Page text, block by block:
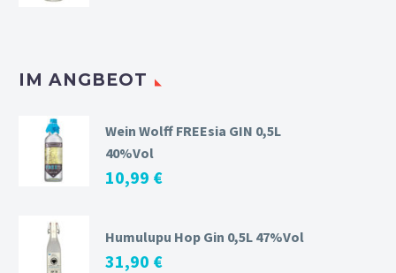
IM ANGBEOT
Wein Wolff FREEsia GIN 0,5L
40%Vol
10,99 €
Humulupu Hop Gin 0,5L 47%Vol
31,90 €